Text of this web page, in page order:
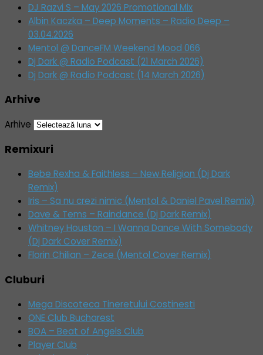
DJ Razvi S – May 2026 Promotional Mix
Albin Kaczka – Deep Moments – Radio Deep –
03.04.2026
Mentol @ DanceFM Weekend Mood 066
Dj Dark @ Radio Podcast (21 March 2026)
Dj Dark @ Radio Podcast (14 March 2026)
Arhive
Arhive
Remixuri
Bebe Rexha & Faithless – New Religion (Dj Dark
Remix)
Iris – Sa nu crezi nimic (Mentol & Daniel Pavel Remix)
Dave & Tems – Raindance (Dj Dark Remix)
Whitney Houston – I Wanna Dance With Somebody
(Dj Dark Cover Remix)
Florin Chilian – Zece (Mentol Cover Remix)
Cluburi
Mega Discoteca Tineretului Costinesti
ONE Club Bucharest
BOA – Beat of Angels Club
Player Club